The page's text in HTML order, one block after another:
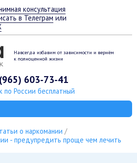
консультация
в Телеграм или
Навсегда избавим от зависимости и вернём
к полноценной жизни
603-73-41
по России бесплатный
о наркомании
- предупредить проще чем лечить